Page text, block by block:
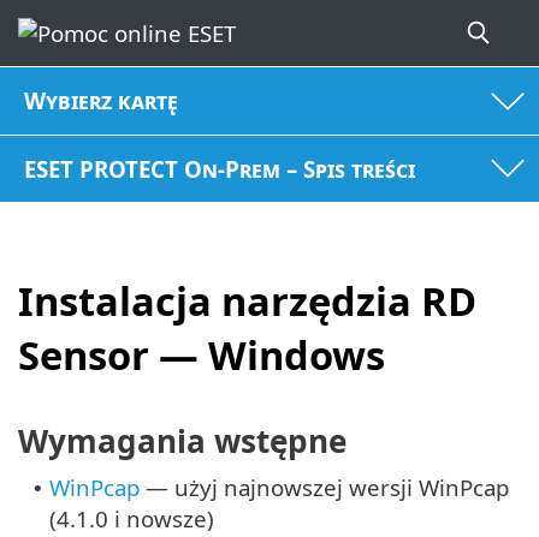
Wybierz kartę
ESET PROTECT On-Prem – Spis treści
Instalacja narzędzia RD
Sensor — Windows
Wymagania wstępne
• WinPcap — użyj najnowszej wersji WinPcap
(4.1.0 i nowsze)